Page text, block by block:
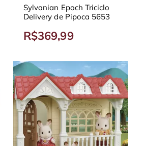
Sylvanian Epoch Triciclo
Delivery de Pipoca 5653
R$369,99